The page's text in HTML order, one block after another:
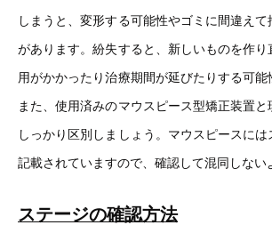
しまうと、変形する可能性やゴミに間違え
があります。紛失すると、新しいものを作
用がかかったり治療期間が延びたりする可能
また、使用済みのマウスピース型矯正装置
しっかり区別しましょう。マウスピースに
記載されていますので、確認して混同しない
ステージの確認方法